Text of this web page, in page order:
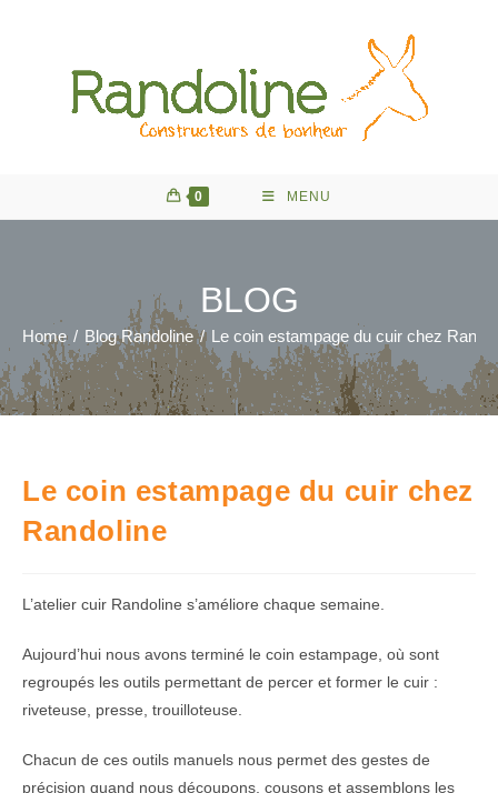
0 MENU
BLOG
Home / Blog Randoline / Le coin estampage du cuir chez
Le coin estampage du cuir chez
Randoline
L’atelier cuir Randoline s’améliore chaque semaine.
Aujourd’hui nous avons terminé le coin estampage, où sont
regroupés les outils permettant de percer et former le cuir :
riveteuse, presse, trouilloteuse.
Chacun de ces outils manuels nous permet des gestes de
précision quand nous découpons, cousons et assemblons les